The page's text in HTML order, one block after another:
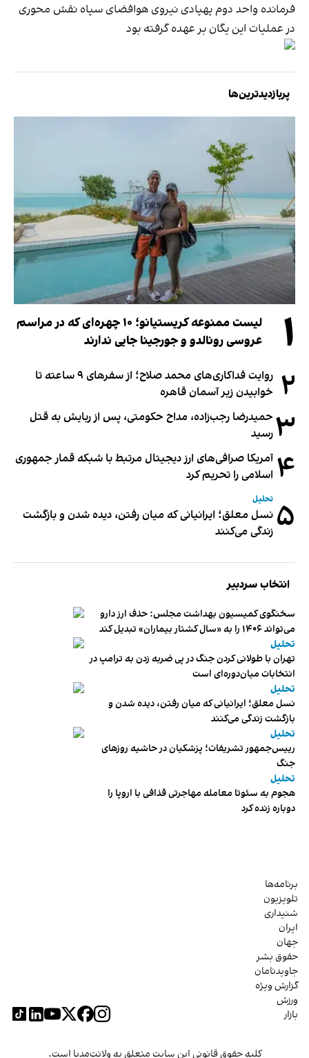
فرمانده واحد دوم پهپادی نیروی هوافضای سپاه نقش محوری
در عملیات این یگان بر عهده گرفته بود
پربازدیدترین‌ها
۱
لیست ممنوعه کریستیانو؛ ۱۰ چهره‌ای که در مراسم
عروسی رونالدو و جورجینا جایی ندارند
۲
روایت فداکاری‌های محمد صلاح؛ از سفرهای ۹ ساعته تا
خوابیدن زیر آسمان قاهره
۳ حمیدرضا رجب‌زاده، مداح حکومتی، پس از ربایش به قتل
رسید
۴ آمریکا صرافی‌های ارز دیجیتال مرتبط با شبکه قمار جمهوری
اسلامی را تحریم کرد
۵ تحلیل
نسل معلق؛ ایرانیانی که میان رفتن، دیده شدن و بازگشت
زندگی می‌کنند
انتخاب سردبیر
سخنگوی کمیسیون بهداشت مجلس: حذف ارز دارو
می‌تواند ۱۴۰۶ را به «سال کشتار بیماران» تبدیل کند
تحلیل
تهران با طولانی کردن جنگ در پی ضربه زدن به ترامپ در
انتخابات میان‌دوره‌ای است
تحلیل
نسل معلق؛ ایرانیانی که میان رفتن، دیده شدن و
بازگشت زندگی می‌کنند
تحلیل
رییس‌جمهور تشریفات؛ پزشکیان در حاشیه روزهای
جنگ
تحلیل
هجوم به سئوتا معامله مهاجرتی قذافی با اروپا را
دوباره زنده کرد
برنامه‌ها
تلویزیون
شنیداری
ایران
جهان
حقوق بشر
جاویدنامان
گزارش ویژه
ورزش
بازار
کلیه حقوق قانونی این سایت متعلق به ولانت‌مدیا است.